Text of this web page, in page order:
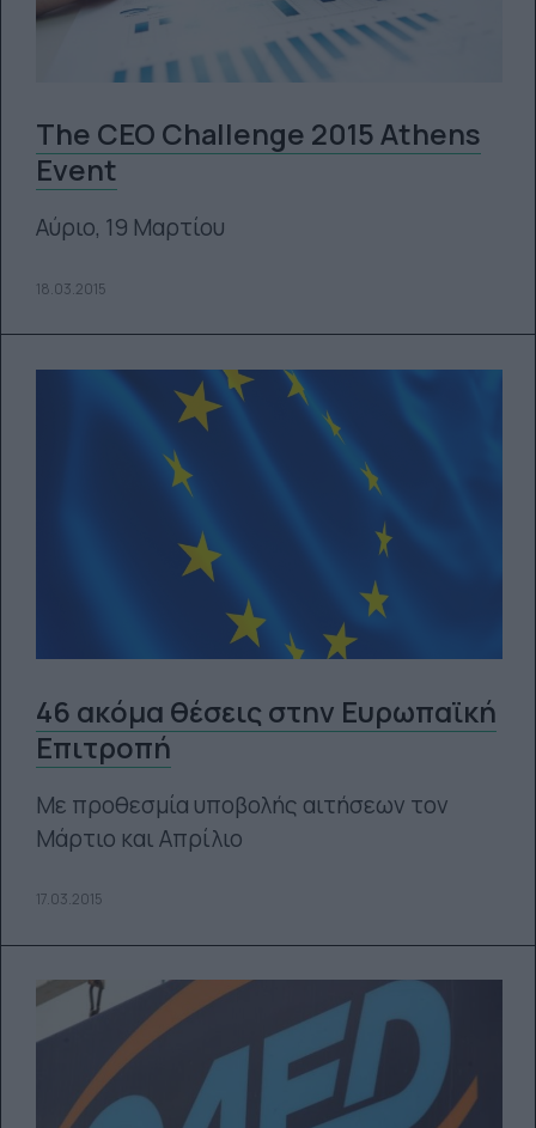
The CEO Challenge 2015 Athens
Event
Αύριο, 19 Μαρτίου
18.03.2015
46 ακόμα θέσεις στην Ευρωπαϊκή
Επιτροπή
Με προθεσμία υποβολής αιτήσεων τον
Μάρτιο και Απρίλιο
17.03.2015